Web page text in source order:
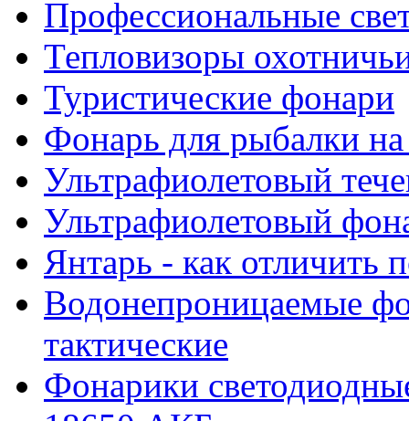
Профессиональные
Тепловизоры
Туристические фонари
Фонарь для рыбалки на
Ультрафиолетовый
Ультрафиолетовый
Янтарь - как отличить
Водонепроницаемые
тактические
Фонарики